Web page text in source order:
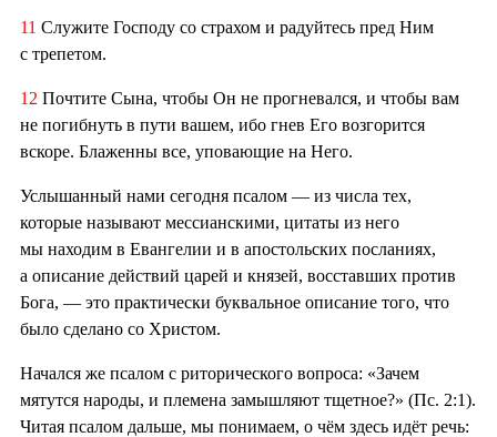
11 Служите Господу со страхом и радуйтесь пред Ним
с трепетом.
12 Почтите Сына, чтобы Он не прогневался, и чтобы вам
не погибнуть в пути вашем, ибо гнев Его возгорится
вскоре. Блаженны все, уповающие на Него.
Услышанный нами сегодня псалом — из числа тех,
которые называют мессианскими, цитаты из него
мы находим в Евангелии и в апостольских посланиях,
а описание действий царей и князей, восставших против
Бога, — это практически буквальное описание того, что
было сделано со Христом.
Начался же псалом с риторического вопроса: «Зачем
мятутся народы, и племена замышляют тщетное?» (Пс. 2:1).
Читая псалом дальше, мы понимаем, о чём здесь идёт речь: